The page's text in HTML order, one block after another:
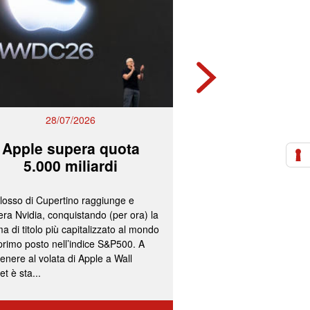
28/07/2026
Apple supera quota
5.000 miliardi
di Cupertino raggiunge e
Nvidia, conquistando (per ora) la
di titolo più capitalizzato al mondo
posto nell’indice S&P500. A
al volata di Apple a Wall
è sta...
Mps e
lavorano